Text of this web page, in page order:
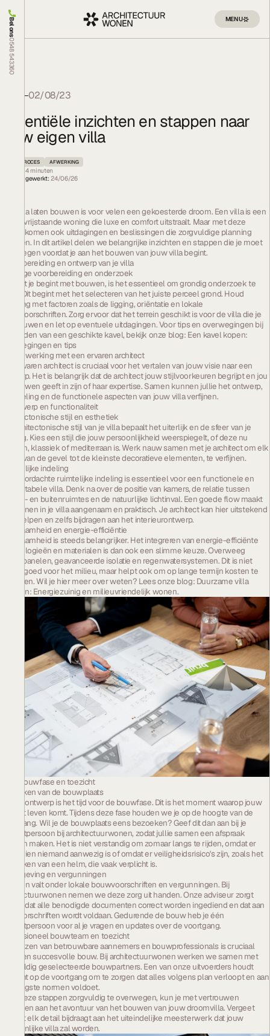
Bel ons
0548 543360
MENU
02/08/23
Essentiële inzichten en stappen naar
jouw eigen villa
BOUWPROCES AFWERKING
4 minuten
Laatst bijgewerkt:24/06/26
villa laten bouwen is voor velen een gekoesterde droom. Een villa is een
ruime, vrijstaande woning die luxe en comfort uitstraalt. Maar met deze
droom komen ook uitdagingen en beslissingen die zorgvuldige planning
vereisen. In dit artikel delen we belangrijke inzichten en stappen die je moet
overwegen voordat je aan het bouwen van jouw villa begint.
1. Voorbereiding en ontwerp van je villa
Grondige voorbereiding en onderzoek
Voordat je begint met bouwen, is het essentieel om grondig onderzoek te
doen. Dit begint met het selecteren van het juiste perceel grond. Houd
rekening met factoren zoals de ligging, oriëntatie en lokale
bouwvoorschriften. Zorg ervoor dat het terrein geschikt is voor de villa die je
wilt bouwen en let op eventuele uitdagingen. Voor tips en overwegingen bij
het vinden van een geschikte kavel, bekijk onze blog: Een kavel kopen:
overwegingen en tips
Samenwerking met een ervaren architect
Een ervaren architect is cruciaal voor het vertalen van jouw visie naar een
ontwerp. Het is belangrijk dat de architect jouw stijlvoorkeuren begrijpt en jou
vertrouwen geeft in zijn of haar expertise. Samen kunnen jullie het ontwerp,
de indeling en de functionele aspecten van jouw villa verfijnen.
2. Ontwerp en functionaliteit
Architectonische stijl en esthetiek
De architectonische stijl van je villa bepaalt het uiterlijk en de sfeer van je
woning. Kies een stijl die jouw persoonlijkheid weerspiegelt, of deze nu
modern, klassiek of mediterraan is. Werk nauw samen met je architect om elk
detail, van de gevel tot de kleinste decoratieve elementen, te verfijnen.
Ruimtelijke indeling
Een doordachte ruimtelijke indeling is essentieel voor een functionele en
comfortabele villa. Denk na over de positie van kamers, de relatie tussen
binnen- en buitenruimtes en de natuurlijke lichtinval. Een goede flow maakt
het wonen in je villa aangenaam en praktisch. Je architect kan hier uitstekend
mee helpen en zelfs bijdragen aan het interieurontwerp.
Duurzaamheid en energie-efficiëntie
Duurzaamheid is steeds belangrijker. Het integreren van energie-efficiënte
technologieën en materialen is dan ook een slimme keuze. Overweeg
zonnepanelen, geavanceerde isolatie en regenwatersystemen. Dit is niet
alleen goed voor het milieu, maar helpt ook om op lange termijn kosten te
besparen. Wil je hier meer over weten? Lees onze blog: Duurzame villa
bouwen: Energiezuinig en milieuvriendelijk wonen.
3. De bouwfase en toezicht
Bezoeken van de bouwplaats
Na het ontwerp is het tijd voor de bouwfase. Dit is het moment waarop jouw
villa tot leven komt. Tijdens deze fase houden we je op de hoogte van de
voortgang. Wil je de bouwplaats eens bezoeken? Geef dit dan aan bij je
contactpersoon bij architectuurwonen, zodat jullie samen een afspraak
kunnen maken. Het is niet verstandig om zomaar langs te rijden, omdat er
misschien niemand aanwezig is of omdat er veiligheidsrisico's zijn, zoals het
ontbreken van een helm, die vaak verplicht is.
Regelgeving en vergunningen
Bouwen valt onder lokale bouwvoorschriften en vergunningen. Bij
architectuurwonen nemen we deze zorg uit handen. Onze adviseur zorgt
ervoor dat alle benodigde documenten correct worden ingediend en dat aan
alle voorschriften wordt voldaan. Gedurende de bouw heb je één
contactpersoon voor al je vragen en updates over de voortgang.
Professioneel bouwteam en toezicht
Het kiezen van betrouwbare aannemers en bouwprofessionals is cruciaal
voor een succesvolle bouw. Bij architectuurwonen werken we samen met
zorgvuldig geselecteerde bouwpartners. Een van onze uitvoerders houdt
toezicht op de voortgang om te zorgen dat alles volgens plan verloopt en aan
de hoogste normen voldoet.
Door deze stappen zorgvuldig te overwegen, kun je met vertrouwen
beginnen aan het avontuur van het bouwen van jouw droomvilla. Vergeet
niet dat elk detail bijdraagt aan het uiteindelijke meesterwerk dat jouw
persoonlijke villa zal worden.